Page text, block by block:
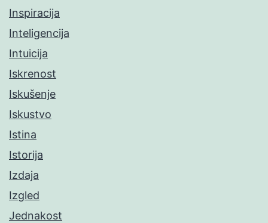
Inspiracija
Inteligencija
Intuicija
Iskrenost
Iskušenje
Iskustvo
Istina
Istorija
Izdaja
Izgled
Jednakost